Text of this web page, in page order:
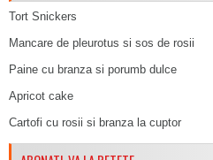
Tort Snickers
Mancare de pleurotus si sos de rosii
Paine cu branza si porumb dulce
Apricot cake
Cartofi cu rosii si branza la cuptor